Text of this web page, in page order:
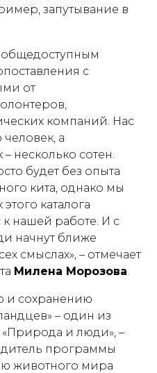
запутывание в
общедоступным
с
от
компаний. Нас
а
несколько сотен.
будет без опыта
кита, однако мы
каталога
к нашей работе. И с
начнут ближе
смыслах», – отмечает
Милена Морозова
и сохранению
– один из
и люди» , –
программы
животного мира